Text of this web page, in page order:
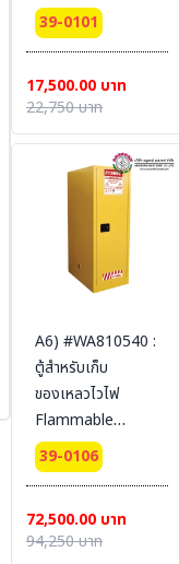
Cabinets 15 L 1
door (manual)
Ext dimension
56x43x43
SYSBEL (ไม่รวม
สายดิน)
39-0101
17,500.00 บาท
22,750 บาท
A6) #WA810540 :
ตู้สำหรับเก็บ
ของเหลวไวไฟ
Flammable
Cabinets 204 L 1
door (manual)
Ext dimension
165x60x87
39-0106
72,500.00 บาท
94,250 บาท